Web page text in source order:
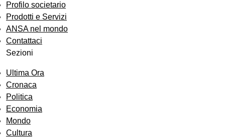
Profilo societario
Prodotti e Servizi
ANSA nel mondo
Contattaci
Sezioni
Ultima Ora
Cronaca
Politica
Economia
Mondo
Cultura